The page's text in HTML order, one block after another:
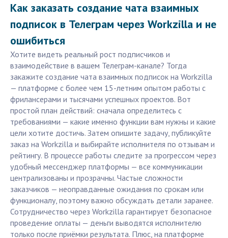
Как заказать создание чата взаимных
подписок в Телеграм через Workzilla и не
ошибиться
Хотите видеть реальный рост подписчиков и
взаимодействие в вашем Телеграм-канале? Тогда
закажите создание чата взаимных подписок на Workzilla
— платформе с более чем 15-летним опытом работы с
фрилансерами и тысячами успешных проектов. Вот
простой план действий: сначала определитесь с
требованиями — какие именно функции вам нужны и какие
цели хотите достичь. Затем опишите задачу, публикуйте
заказ на Workzilla и выбирайте исполнителя по отзывам и
рейтингу. В процессе работы следите за прогрессом через
удобный мессенджер платформы — все коммуникации
централизованы и прозрачны. Частые сложности
заказчиков — неоправданные ожидания по срокам или
функционалу, поэтому важно обсуждать детали заранее.
Сотрудничество через Workzilla гарантирует безопасное
проведение оплаты — деньги выводятся исполнителю
только после приёмки результата. Плюс, на платформе